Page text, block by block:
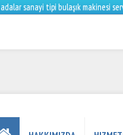
adalar sanayi tipi bulaşık makinesi